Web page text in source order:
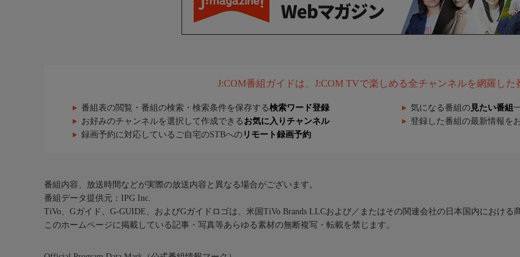
J:COM番組ガイドは、J:COM TVで楽しめる全チャンネルを網羅した
番組表の閲覧・番組の検索・検索条件を保存する検索ワード登録 気になる番組の 見たい番組
お好みのチャンネルを選択して作成できる お気に入りチャンネル 登録した番組の最新情報を
録画予約に対応しているご自宅のSTBへの リモート録画予約
番組内容、放送時間などが実際の放送内容と異なる場合がございます。
番組データ提供元：IPG Inc.
TiVo、Gガイド、G-GUIDE、およびGガイドロゴは、米国TiVo Brands LLCおよび／またはその関連会社の日本国内における
このホームページに掲載している記事・写真等あらゆる素材の無断複写・転載を禁じます。